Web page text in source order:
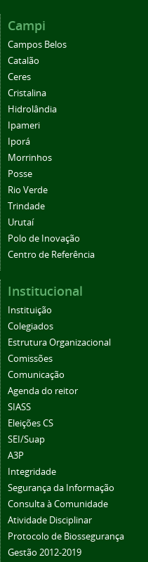
Campi
Campos Belos
Catalão
Ceres
Cristalina
Hidrolândia
Ipameri
Iporá
Morrinhos
Posse
Rio Verde
Trindade
Urutaí
Polo de Inovação
Centro de Referência
Institucional
Instituição
Colegiados
Estrutura Organizacional
Comissões
Comunicação
Agenda do reitor
SIASS
Eleições CS
SEI/Suap
A3P
Integridade
Segurança da Informação
Consulta à Comunidade
Atividade Disciplinar
Protocolo de Biossegurança
Gestão 2012-2019